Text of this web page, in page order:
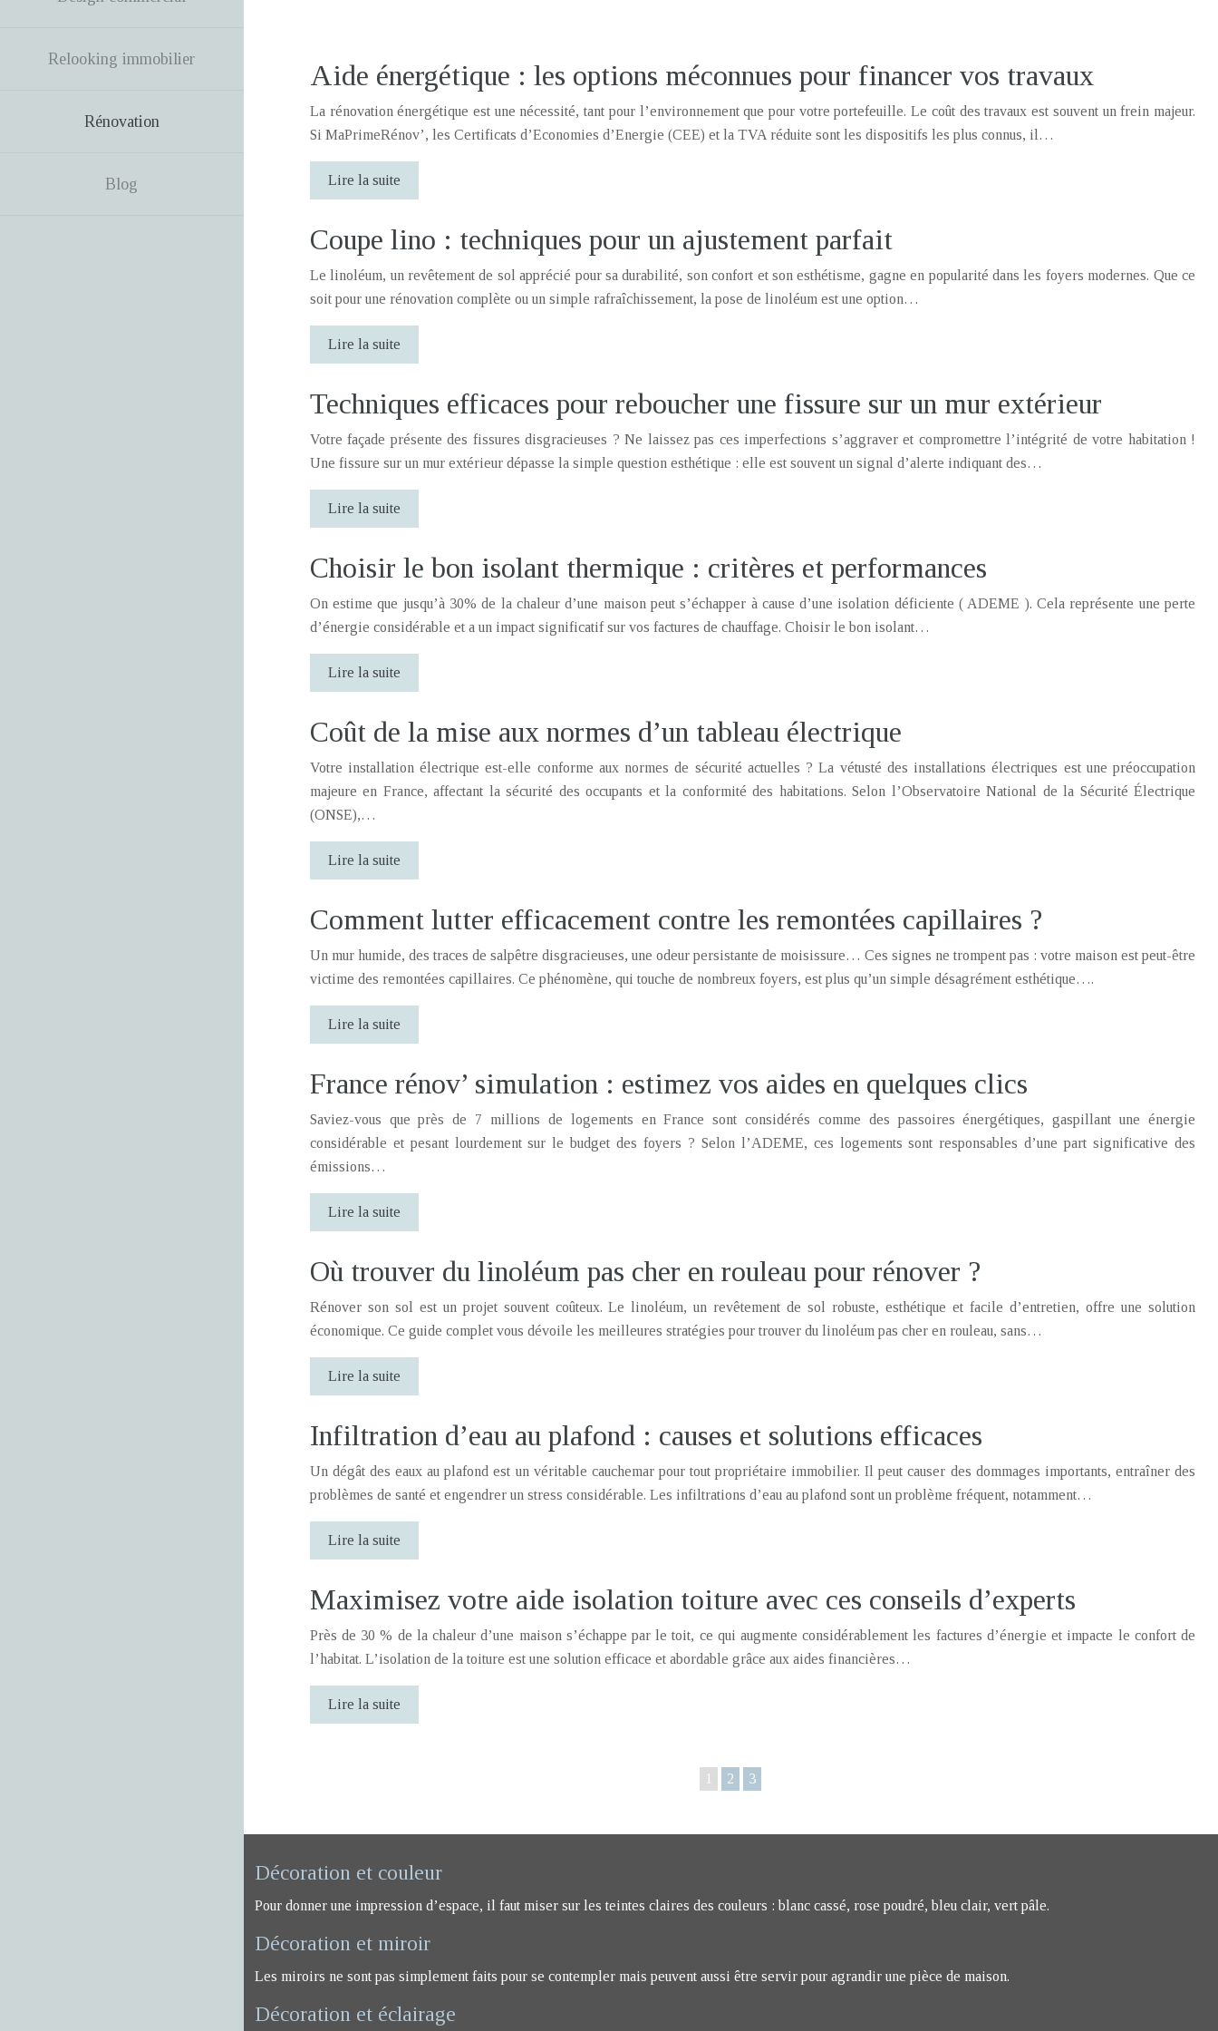
Relooking immobilier
Rénovation
Blog
Aide énergétique : les options méconnues pour financer vos travaux
La rénovation énergétique est une nécessité, tant pour l’environnement que pour votre portefeuille. Le coût des travaux est souvent un frein majeur.
Si MaPrimeRénov’, les Certificats d’Economies d’Energie (CEE) et la TVA réduite sont les dispositifs les plus connus, il…
Lire la suite
Coupe lino : techniques pour un ajustement parfait
Le linoléum, un revêtement de sol apprécié pour sa durabilité, son confort et son esthétisme, gagne en popularité dans les foyers modernes. Que ce
soit pour une rénovation complète ou un simple rafraîchissement, la pose de linoléum est une option…
Lire la suite
Techniques efficaces pour reboucher une fissure sur un mur extérieur
Votre façade présente des fissures disgracieuses ? Ne laissez pas ces imperfections s’aggraver et compromettre l’intégrité de votre habitation !
Une fissure sur un mur extérieur dépasse la simple question esthétique : elle est souvent un signal d’alerte indiquant des…
Lire la suite
Choisir le bon isolant thermique : critères et performances
On estime que jusqu’à 30% de la chaleur d’une maison peut s’échapper à cause d’une isolation déficiente ( ADEME ). Cela représente une perte
d’énergie considérable et a un impact significatif sur vos factures de chauffage. Choisir le bon isolant…
Lire la suite
Coût de la mise aux normes d’un tableau électrique
Votre installation électrique est-elle conforme aux normes de sécurité actuelles ? La vétusté des installations électriques est une préoccupation
majeure en France, affectant la sécurité des occupants et la conformité des habitations. Selon l’Observatoire National de la Sécurité Électrique
(ONSE),…
Lire la suite
Comment lutter efficacement contre les remontées capillaires ?
Un mur humide, des traces de salpêtre disgracieuses, une odeur persistante de moisissure… Ces signes ne trompent pas : votre maison est peut-être
victime des remontées capillaires. Ce phénomène, qui touche de nombreux foyers, est plus qu’un simple désagrément esthétique….
Lire la suite
France rénov’ simulation : estimez vos aides en quelques clics
Saviez-vous que près de 7 millions de logements en France sont considérés comme des passoires énergétiques, gaspillant une énergie
considérable et pesant lourdement sur le budget des foyers ? Selon l’ADEME, ces logements sont responsables d’une part significative des
émissions…
Lire la suite
Où trouver du linoléum pas cher en rouleau pour rénover ?
Rénover son sol est un projet souvent coûteux. Le linoléum, un revêtement de sol robuste, esthétique et facile d’entretien, offre une solution
économique. Ce guide complet vous dévoile les meilleures stratégies pour trouver du linoléum pas cher en rouleau, sans…
Lire la suite
Infiltration d’eau au plafond : causes et solutions efficaces
Un dégât des eaux au plafond est un véritable cauchemar pour tout propriétaire immobilier. Il peut causer des dommages importants, entraîner des
problèmes de santé et engendrer un stress considérable. Les infiltrations d’eau au plafond sont un problème fréquent, notamment…
Lire la suite
Maximisez votre aide isolation toiture avec ces conseils d’experts
Près de 30 % de la chaleur d’une maison s’échappe par le toit, ce qui augmente considérablement les factures d’énergie et impacte le confort de
l’habitat. L’isolation de la toiture est une solution efficace et abordable grâce aux aides financières…
Lire la suite
1 2 3
Décoration et couleur
Pour donner une impression d’espace, il faut miser sur les teintes claires des couleurs : blanc cassé, rose poudré, bleu clair, vert pâle.
Décoration et miroir
Les miroirs ne sont pas simplement faits pour se contempler mais peuvent aussi être servir pour agrandir une pièce de maison.
Décoration et éclairage